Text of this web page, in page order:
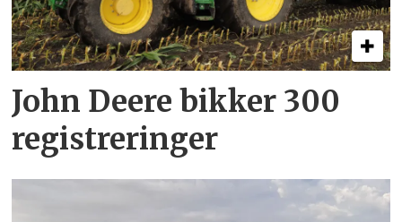
John Deere bikker 300
registreringer